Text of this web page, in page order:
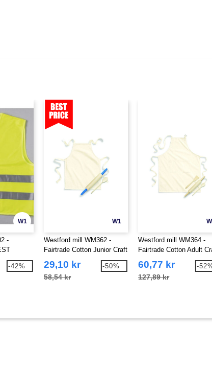
W1
-
-42%
W1
Westford mill WM362 -
Fairtrade Cotton Junior Craft
29,10 kr
58,54 kr
-50%
Westford mill WM364 -
Fairtrade Cotton Adult
60,77 kr
127,89 kr
-